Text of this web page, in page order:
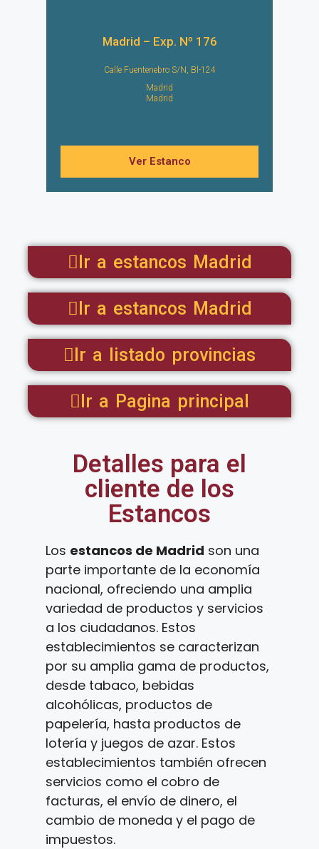
Madrid – Exp. Nº 176
Calle Fuentenebro S/N, Bl-124
Madrid
Madrid
Ver Estanco
Ir a estancos Madrid
Ir a estancos Madrid
Ir a listado provincias
Ir a Pagina principal
Detalles para el
cliente de los
Estancos
Los estancos de Madrid son una
parte importante de la economía
nacional, ofreciendo una amplia
variedad de productos y servicios
a los ciudadanos. Estos
establecimientos se caracterizan
por su amplia gama de productos,
desde tabaco, bebidas
alcohólicas, productos de
papelería, hasta productos de
lotería y juegos de azar. Estos
establecimientos también ofrecen
servicios como el cobro de
facturas, el envío de dinero, el
cambio de moneda y el pago de
impuestos.